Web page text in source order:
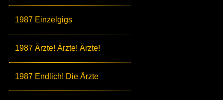
1987 Einzelgigs
1987 Ärzte! Ärzte! Ärzte!
1987 Endlich! Die Ärzte